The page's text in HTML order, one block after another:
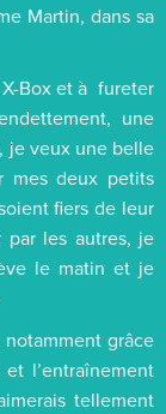
Martin, dans sa
Box et à fureter
une
je veux une belle
mes deux petits
fiers de leur
par les autres, je
le matin et je
grâce
l’entraînement
tellement